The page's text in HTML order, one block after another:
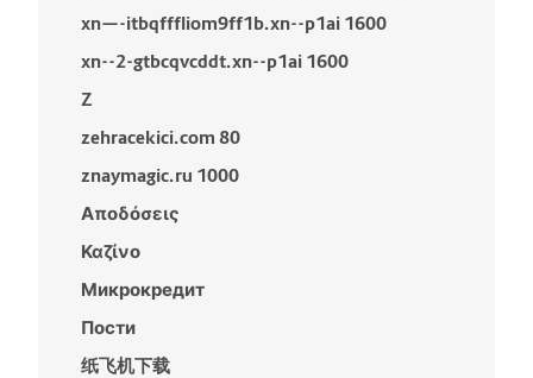
xn—-itbqfffliom9ff1b.xn--p1ai 1600
xn--2-gtbcqvcddt.xn--p1ai 1600
Z
zehracekici.com 80
znaymagic.ru 1000
Αποδόσεις
Καζίνο
Микрокредит
Пости
纸飞机下载